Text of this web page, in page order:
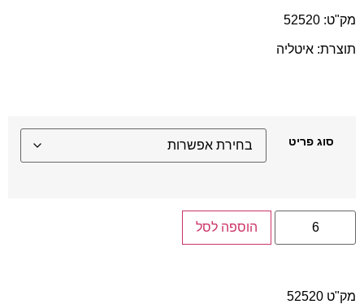
מק"ט: 52520
תוצרת: איטליה
סוג פריט
הוספה לסל
מק"ט 52520